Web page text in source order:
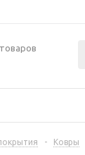
- Ковры